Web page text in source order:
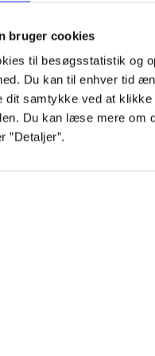
bruger cookies
til besøgsstatistik og
Du kan til enhver tid
samtykke ved at klikke
Du kan læse mere om
”Detaljer”.
lorem ipsum
lorem ipsum
lorem ipsum
lorem ipsum
lorem ipsum
lorem ipsum
lorem ipsum
lorem ipsum